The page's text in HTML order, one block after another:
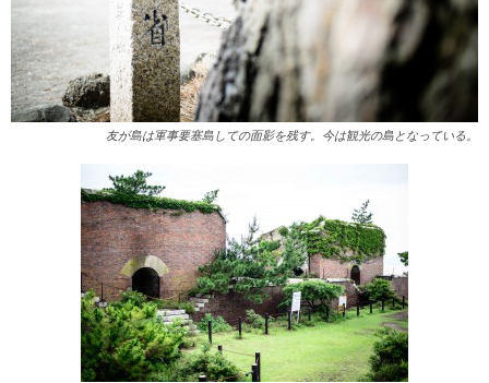
友が島は軍事要塞島しての面影を残す。今は観光の島となっている。